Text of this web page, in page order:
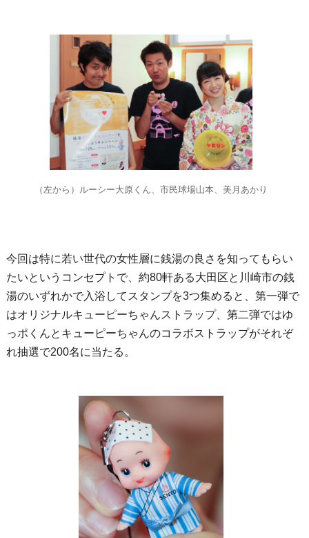
（左から）ルーシー大原くん、市民球場山本、美月あかり
今回は特に若い世代の女性層に銭湯の良さを知ってもらい
たいというコンセプトで、約80軒ある大田区と川崎市の銭
湯のいずれかで入浴してスタンプを3つ集めると、第一弾で
はオリジナルキューピーちゃんストラップ、第二弾ではゆ
っポくんとキューピーちゃんのコラボストラップがそれぞ
れ抽選で200名に当たる。